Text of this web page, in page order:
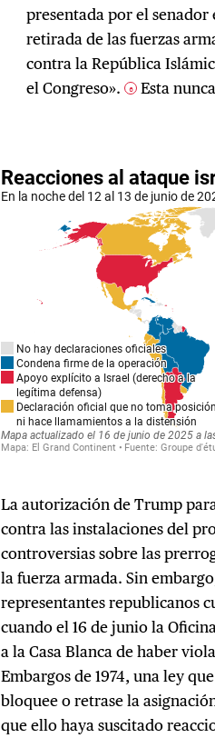
presentada por el senador
retirada de las fuerzas
contra la República
el Congreso».
6 Esta
La autorización de Trump
contra las instalaciones del
controversias sobre las
la fuerza armada. Sin
representantes republicanos
cuando el 16 de junio la
a la Casa Blanca de haber
Embargos de 1974, una ley
bloquee o retrase la
que ello haya suscitado